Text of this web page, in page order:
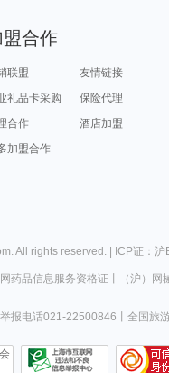
盟合作
联盟
友情链接
礼品卡采购
保险代理
合作
酒店加盟
加盟合作
. All rights reserved. | ICP证：
药品信息服务资格证 （沪）
报电话021-22500846 全国旅